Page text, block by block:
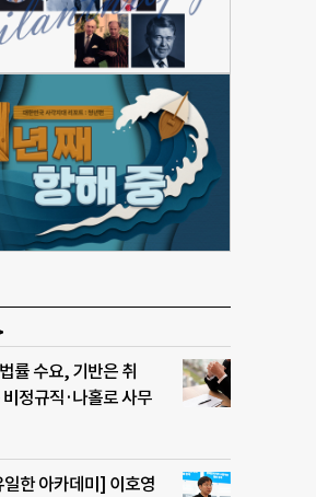
률 수요, 기반은 취
정규직·나홀로 사무
한 아카데미] 이호영